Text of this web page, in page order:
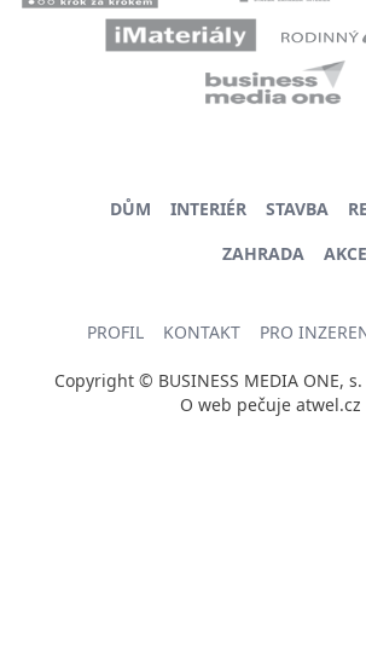
DŮM INTERIÉR STAVBA
ZAHRADA
AKCE
PROFIL KONTAKT PRO
Copyright © BUSINESS MEDIA ONE,